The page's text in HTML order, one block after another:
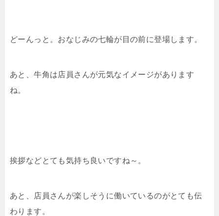
どーんっと。おなじみの七輪が目の前に登場します。
あと、牛角は店員さんが元気なイメージがあります
ね。
挨拶などとても気持ち良いですね～。
あと、店員さんが楽しそうに働いているのがとても伝
わります。